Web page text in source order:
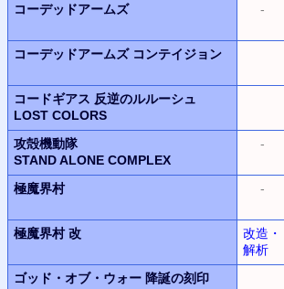
コーデッドアームズ
-
コーデッドアームズ コンテイジョン
コードギアス 反逆のルルーシュ
LOST COLORS
攻殻機動隊
STAND ALONE COMPLEX
-
極魔界村
-
極魔界村 改
改造・
解析
ゴッド・オブ・ウォー 降誕の刻印